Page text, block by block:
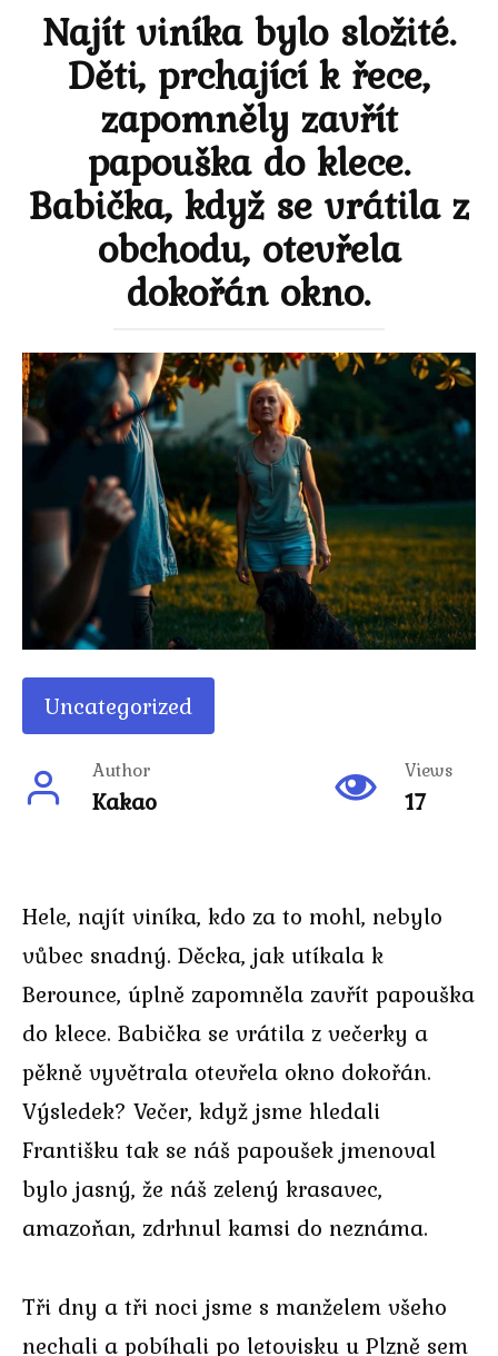
Najít viníka bylo složité.
Děti, prchající k řece,
zapomněly zavřít
papouška do klece.
Babička, když se vrátila z
obchodu, otevřela
dokořán okno.
Uncategorized
Author
Kakao
Views
17
Hele, najít viníka, kdo za to mohl, nebylo
vůbec snadný. Děcka, jak utíkala k
Berounce, úplně zapomněla zavřít papouška
do klece. Babička se vrátila z večerky a
pěkně vyvětrala otevřela okno dokořán.
Výsledek? Večer, když jsme hledali
Františku tak se náš papoušek jmenoval
bylo jasný, že náš zelený krasavec,
amazoňan, zdrhnul kamsi do neznáma.
Tři dny a tři noci jsme s manželem všeho
nechali a pobíhali po letovisku u Plzně sem